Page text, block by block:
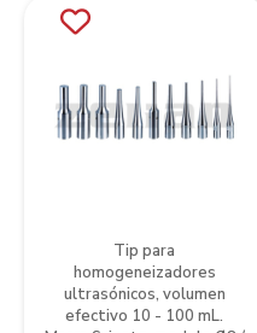
Tip para
homogeneizadores
ultrasónicos, volumen
efectivo 10 - 100 mL.